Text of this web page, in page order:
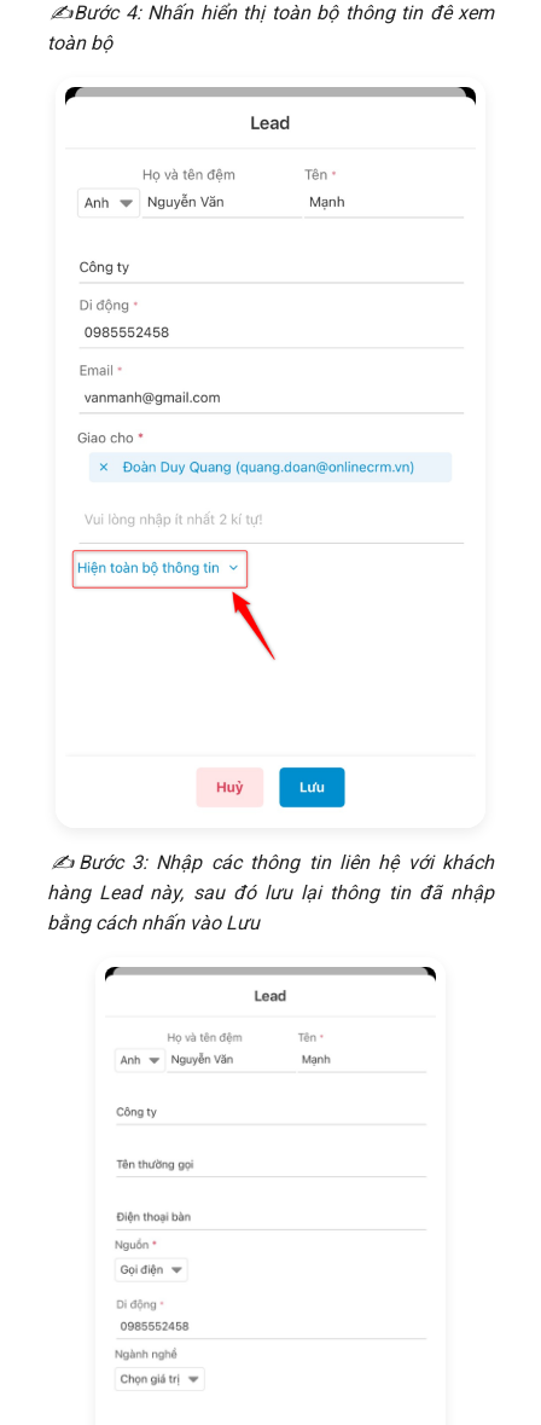
​​✍Bước 4: Nhấn hiển thị toàn bộ thông tin đê xem
toàn bộ
​​✍Bước 3: Nhập các thông tin liên hệ với khách
hàng Lead này, sau đó lưu lại thông tin đã nhập
bằng cách nhấn vào Lưu